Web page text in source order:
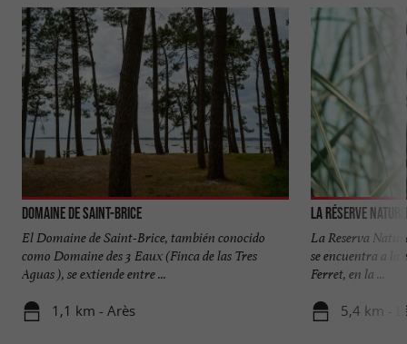
Domaine de Saint-Brice
El Domaine de Saint-Brice, también conocido
como Domaine des 3 Eaux (Finca de las Tres
Aguas ), se extiende entre ...
1,1 km - Arès
La Reserva
se encuentra a la
Ferret, en la ...
5,4 km -